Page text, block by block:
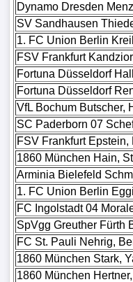
Dynamo Dresden
SV Sandhausen
1. FC Union Berlin
FSV Frankfurt
Fortuna Düsseldorf
Fortuna Düsseldorf
VfL Bochum Butscher,
SC Paderborn 07
FSV Frankfurt
1860 München Hain,
Arminia Bielefeld
1. FC Union Berlin
FC Ingolstadt 04
SpVgg Greuther Fürth
FC St. Pauli Nehrig,
1860 München Stark,
1860 München